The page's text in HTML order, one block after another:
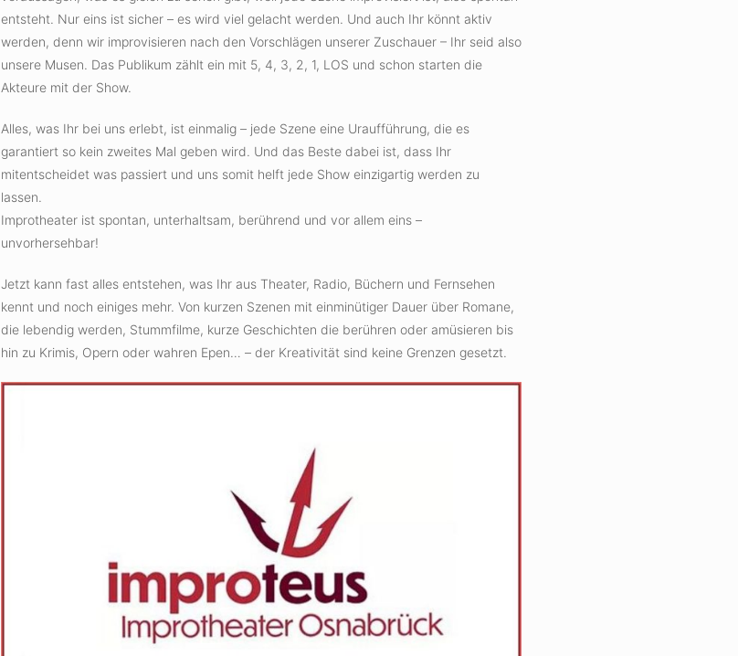
entsteht. Nur eins ist sicher – es wird viel gelacht werden. Und auch Ihr könnt aktiv
werden, denn wir improvisieren nach den Vorschlägen unserer Zuschauer – Ihr seid also
unsere Musen. Das Publikum zählt ein mit 5, 4, 3, 2, 1, LOS und schon starten die
Akteure mit der Show.
Alles, was Ihr bei uns erlebt, ist einmalig – jede Szene eine Uraufführung, die es
garantiert so kein zweites Mal geben wird. Und das Beste dabei ist, dass Ihr
mitentscheidet was passiert und uns somit helft jede Show einzigartig werden zu
lassen.
Improtheater ist spontan, unterhaltsam, berührend und vor allem eins –
unvorhersehbar!
Jetzt kann fast alles entstehen, was Ihr aus Theater, Radio, Büchern und Fernsehen
kennt und noch einiges mehr. Von kurzen Szenen mit einminütiger Dauer über Romane,
die lebendig werden, Stummfilme, kurze Geschichten die berühren oder amüsieren bis
hin zu Krimis, Opern oder wahren Epen… – der Kreativität sind keine Grenzen gesetzt.